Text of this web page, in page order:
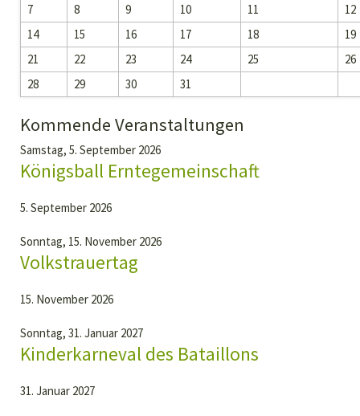
7 8 9 10 11
12
14
15 16 17 18
19
21
22 23 24 25
26
28
29 30 31
Kommende Veranstaltungen
Samstag, 5. September 2026
Königsball Erntegemeinschaft
5. September 2026
Sonntag, 15. November 2026
Volkstrauertag
15. November 2026
Sonntag, 31. Januar 2027
Kinderkarneval des Bataillons
31. Januar 2027